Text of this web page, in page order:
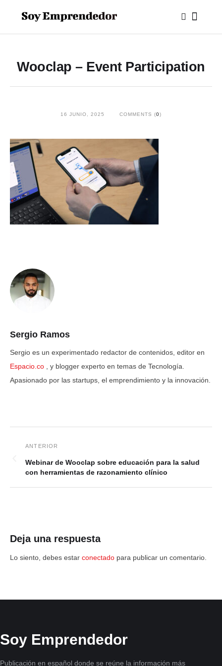
Wooclap – Event Participation
16 JUNIO, 2025 COMMENTS (0)
Sergio Ramos
Sergio es un experimentado redactor de contenidos, editor en
Espacio.co
, y blogger experto en temas de Tecnología.
Apasionado por las startups, el emprendimiento y la innovación.
Webinar de Wooclap sobre educación para la salud
con herramientas de razonamiento clínico
Deja una respuesta
Lo siento, debes estar conectado para publicar un comentario.
Soy Emprendedor
Publicación en español donde se reúne la información más